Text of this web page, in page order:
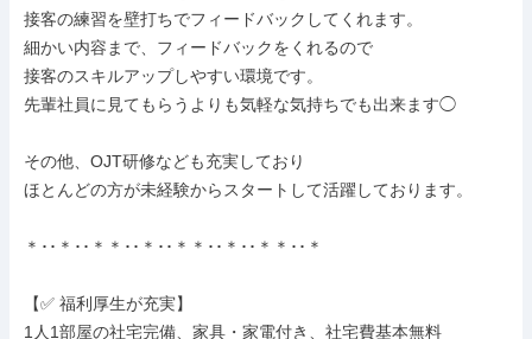
接客の練習を壁打ちでフィードバックしてくれます。
細かい内容まで、フィードバックをくれるので
接客のスキルアップしやすい環境です。
先輩社員に見てもらうよりも気軽な気持ちでも出来ます◯
その他、OJT研修なども充実しており
ほとんどの方が未経験からスタートして活躍しております。
＊･･＊･･＊＊･･＊･･＊＊･･＊･･＊＊･･＊
【✅ 福利厚生が充実】
1人1部屋の社宅完備、家具・家電付き、社宅費基本無料